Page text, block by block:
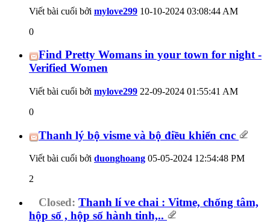
Viết bài cuối bởi mylove299 10-10-2024 03:08:44 AM
0
Find Pretty Womans in your town for night -
Verified Women
Viết bài cuối bởi mylove299 22-09-2024 01:55:41 AM
0
Thanh lý bộ visme và bộ điều khiển cnc
Viết bài cuối bởi duonghoang 05-05-2024 12:54:48 PM
2
Closed: Thanh lí ve chai : Vitme, chống tâm,
hộp số , hộp số hành tinh,..